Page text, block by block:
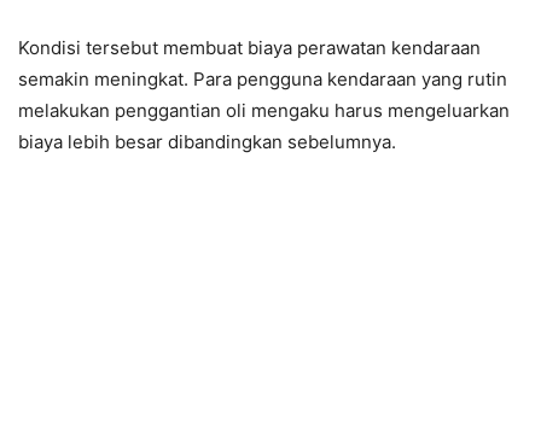
Kondisi tersebut membuat biaya perawatan kendaraan
semakin meningkat. Para pengguna kendaraan yang rutin
melakukan penggantian oli mengaku harus mengeluarkan
biaya lebih besar dibandingkan sebelumnya.